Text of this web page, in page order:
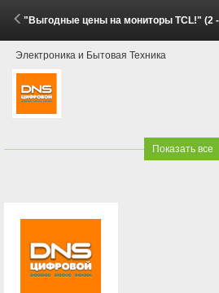
"Выгодные цены на мониторы TCL!" (2 - 15 Июня
Электроника и Бытовая Техника
Показать все